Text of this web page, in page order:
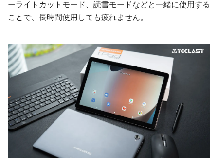
ーライトカットモード、読書モードなどと一緒に使用する
ことで、長時間使用しても疲れません。